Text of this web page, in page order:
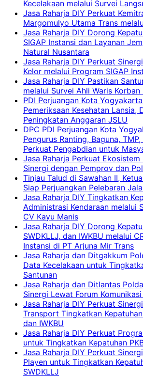
Kecelakaan melalui Survei
Jasa Raharja DIY Perkuat
Margomulyo Utama Trans
Jasa Raharja DIY Dorong
SIGAP Instansi dan Layanan
Natural Nusantara
Jasa Raharja DIY Perkuat
Kelor melalui Program SIGAP
Jasa Raharja DIY Pastikan
melalui Survei Ahli Waris Korban
PDI Perjuangan Kota
Pemeriksaan Kesehatan Lansia,
Peningkatan Anggaran JSLU
DPC PDI Perjuangan Kota
Pengurus Ranting, Baguna,
Perkuat Pengabdian untuk
Jasa Raharja Perkuat Ekosistem
Sinergi dengan Pemprov dan
Tinjau Talud di Sawahan II,
Siap Perjuangkan Pelebaran
Jasa Raharja DIY Tingkatkan
Administrasi Kendaraan melalui
CV Kayu Manis
Jasa Raharja DIY Dorong
SWDKLLJ, dan IWKBU melalui
Instansi di PT Arjuna Mir Trans
Jasa Raharja dan Ditgakkum
Data Kecelakaan untuk
Santunan
Jasa Raharja dan Ditlantas
Sinergi Lewat Forum
Jasa Raharja DIY Perkuat
Transport Tingkatkan Kepatuhan
dan IWKBU
Jasa Raharja DIY Perkuat
untuk Tingkatkan Kepatuhan
Jasa Raharja DIY Perkuat
Playen untuk Tingkatkan
SWDKLLJ